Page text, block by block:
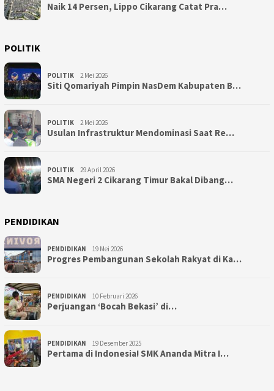
Naik 14 Persen, Lippo Cikarang Catat Pra…
POLITIK
POLITIK 2 Mei 2026
Siti Qomariyah Pimpin NasDem Kabupaten B…
POLITIK 2 Mei 2026
Usulan Infrastruktur Mendominasi Saat Re…
POLITIK 29 April 2026
SMA Negeri 2 Cikarang Timur Bakal Dibang…
PENDIDIKAN
PENDIDIKAN 19 Mei 2026
Progres Pembangunan Sekolah Rakyat di Ka…
PENDIDIKAN 10 Februari 2026
Perjuangan ‘Bocah Bekasi’ di…
PENDIDIKAN 19 Desember 2025
Pertama di Indonesia! SMK Ananda Mitra I…